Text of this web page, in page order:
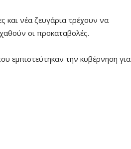
και νέα ζευγάρια τρέχουν να
οι προκαταβολές.
εμπιστεύτηκαν την κυβέρνηση για